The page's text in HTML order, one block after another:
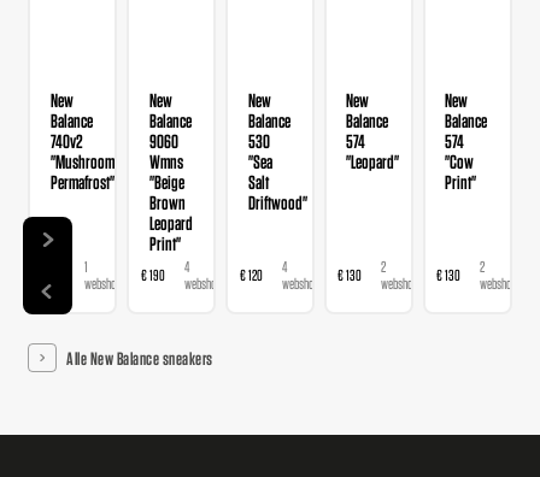
New
Balance
740v2
"Mushroom
Permafrost"
1
webshop
New
Balance
9060
Wmns
"Beige
Brown
Leopard
Print"
€ 190
4
webshops
New
Balance
530
"Sea
Salt
Driftwood"
€ 120
4
webshops
New
Balance
574
"Leopard"
€ 130
2
webshops
New
Balance
574
"Cow
Print"
€ 130
2
webshops
Alle New Balance sneakers